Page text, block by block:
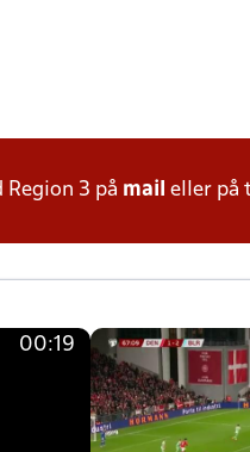
3 på mail eller på
00:19